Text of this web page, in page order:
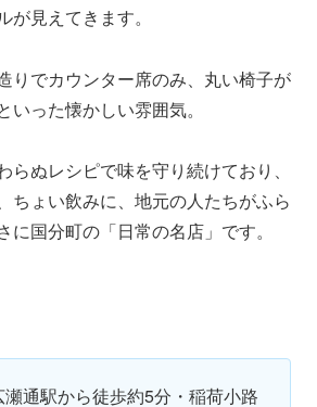
が見えてきます。
りでカウンター席のみ、丸い椅子が
いった懐かしい雰囲気。
らぬレシピで味を守り続けており、
ちょい飲みに、地元の人たちがふら
に国分町の「日常の名店」です。
通駅から徒歩約5分・稲荷小路